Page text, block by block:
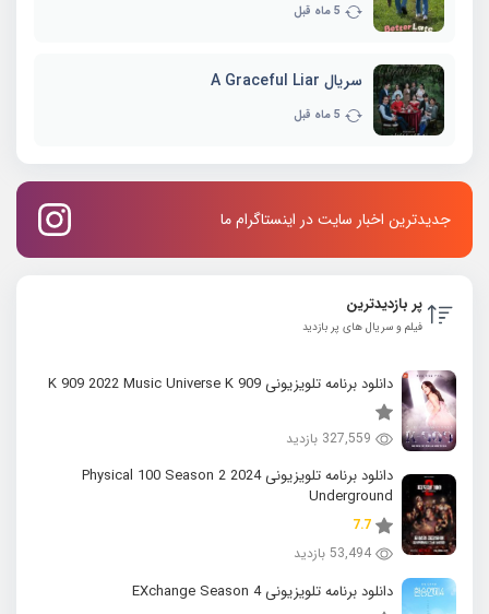
5 ماه قبل
سریال A Graceful Liar
5 ماه قبل
جدیدترین اخبار سایت در اینستاگرام ما
پر بازدیدترین
فیلم و سریال های پر بازدید
دانلود برنامه تلویزیونی K 909 2022 Music Universe K 909
327,559 بازدید
دانلود برنامه تلویزیونی 2024 Physical 100 Season 2
Underground
7.7
53,494 بازدید
دانلود برنامه تلویزیونی EXchange Season 4